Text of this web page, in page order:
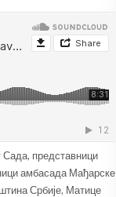
представници
амбасада Мађарске
Србије, Матице